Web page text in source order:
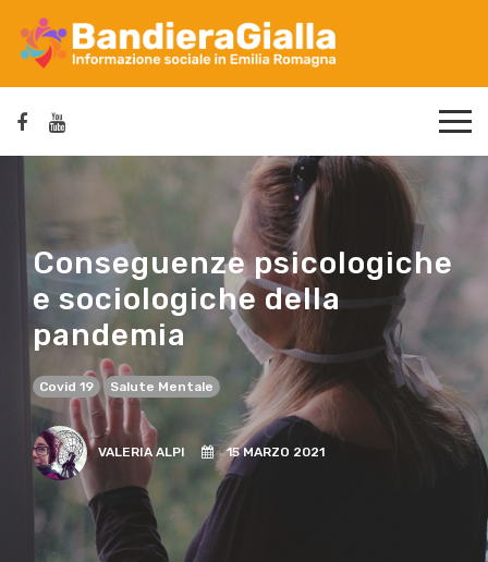
Conseguenze psicologiche
e sociologiche della
pandemia
Covid 19 Salute Mentale
VALERIA ALPI 15 MARZO 2021